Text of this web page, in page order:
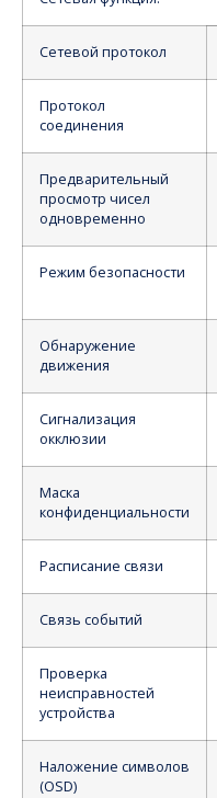
Сетевой протокол
Протокол
соединения
Предварительный
просмотр чисел
одновременно
Режим безопасности
Обнаружение
движения
Сигнализация
окклюзии
Маска
конфиденциальности
Расписание связи
Связь событий
Проверка
неисправностей
устройства
Наложение символов
(OSD)